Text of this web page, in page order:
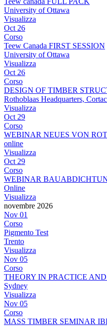
University of Ottawa
Visualizza
Oct 26
Corso
Teew Canada FIRST SESSION
University of Ottawa
Visualizza
Oct 26
Corso
DESIGN OF TIMBER
Rothoblaas Headquarters,
Visualizza
Oct 29
Corso
WEBINAR NEUES VON
online
Visualizza
Oct 29
Corso
WEBINAR
Online
Visualizza
novembre 2026
Nov 01
Corso
Pigmento Test
Trento
Visualizza
Nov 05
Corso
THEORY IN PRACTICE
Sydney
Visualizza
Nov 05
Corso
MASS TIMBER SEMINAR